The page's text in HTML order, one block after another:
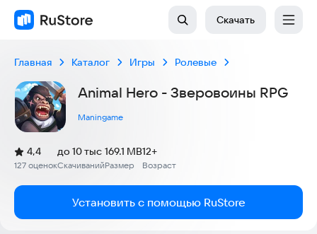
Скачать
Главная Каталог Игры Ролевые
Animal Hero - Зверовоины RPG
Maningame
Рейтинг:
4,4
(
127 оценок
)
Скачиваний
до 10 тыс
Размер
169.1 MB
Возраст
12+
Установить с помощью RuStore